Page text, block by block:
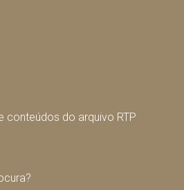
conteúdos do arquivo RTP